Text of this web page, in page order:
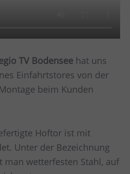
TV Bodensee hat uns
Einfahrtstores von der
beim Kunden
Hoftor ist mit
Unter der Bezeichnung
man wetterfesten Stahl, auf